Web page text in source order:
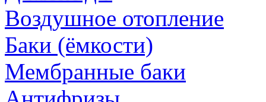
Воздушное отопление
Баки (ёмкости)
Мембранные баки